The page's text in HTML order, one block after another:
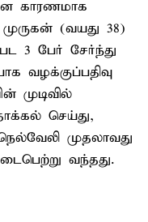
காரணமாக
(வயது 38)
3 பேர் சேர்ந்து
வழக்குப்பதிவு
முடிவில்
செய்து,
முதலாவது
வந்தது.